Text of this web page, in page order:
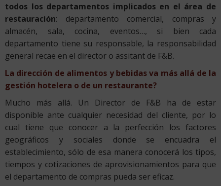
todos los departamentos implicados en el área de
restauración: departamento comercial, compras y
almacén, sala, cocina, eventos…, si bien cada
departamento tiene su responsable, la responsabilidad
general recae en el director o assitant de F&B.
La dirección de alimentos y bebidas va más allá de la
gestión hotelera o de un restaurante?
Mucho más allá. Un Director de F&B ha de estar
disponible ante cualquier necesidad del cliente, por lo
cual tiene que conocer a la perfección los factores
geográficos y sociales donde se encuadra el
establecimiento, sólo de esa manera conocerá los tipos,
tiempos y cotizaciones de aprovisionamientos para que
el departamento de compras pueda ser eficaz.